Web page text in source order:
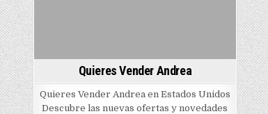
Quieres Vender Andrea
Quieres Vender Andrea en Estados Unidos
Descubre las nuevas ofertas y novedades